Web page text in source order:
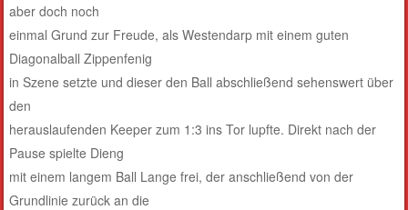
aber doch noch
einmal Grund zur Freude, als Westendarp mit einem guten
Diagonalball Zippenfenig
in Szene setzte und dieser den Ball abschließend sehenswert über
den
herauslaufenden Keeper zum 1:3 ins Tor lupfte. Direkt nach der
Pause spielte Dieng
mit einem langem Ball Lange frei, der anschließend von der
Grundlinie zurück an die